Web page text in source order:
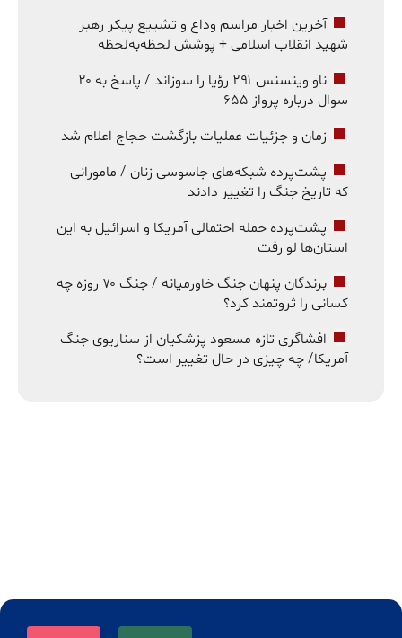
آخرین اخبار مراسم وداع و تشییع پیکر رهبر
شهید انقلاب اسلامی + پوشش لحظه‌به‌لحظه
ناو وینسنس ۲۹۱ رؤیا را سوزاند / پاسخ به ۲۰
سوال درباره پرواز ۶۵۵
زمان و جزئیات عملیات بازگشت حجاج اعلام شد
پشت‌پرده شبکه‌های جاسوسی زنان / مامورانی
که تاریخ جنگ را تغییر دادند
پشت‌پرده حمله احتمالی آمریکا و اسرائیل به این
استان‌ها لو رفت
برندگان پنهان جنگ خاورمیانه / جنگ ۷۰ روزه چه
کسانی را ثروتمند کرد؟
افشاگری تازه مسعود پزشکیان از سناریوی جنگ
آمریکا/ چه چیزی در حال تغییر است؟